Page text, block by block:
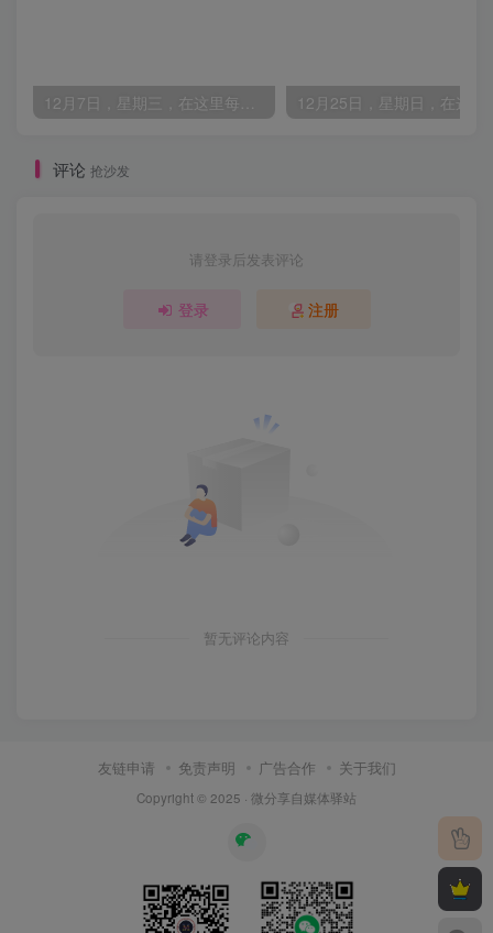
评论 抢沙发
请登录后发表评论
登录 注册
暂无评论内容
友链申请 免责声明 广告合作 关于我们
Copyright © 2025 · 微分享自媒体驿站